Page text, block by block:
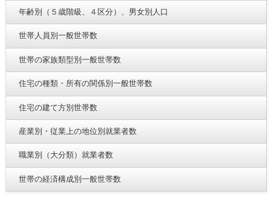
年齢別（５歳階級、４区分）、男女別人口
世帯人員別一般世帯数
世帯の家族類型別一般世帯数
住宅の種類・所有の関係別一般世帯数
住宅の建て方別世帯数
産業別・従業上の地位別就業者数
職業別（大分類）就業者数
世帯の経済構成別一般世帯数